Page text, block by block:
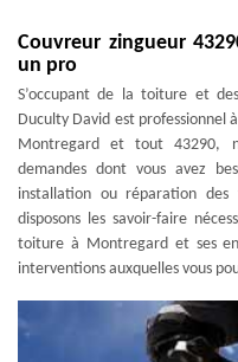
Couvreur zingueur
un pro
S’occupant de la toiture et
Duculty David est professionnel
Montregard et tout 43290,
demandes dont vous avez
installation ou réparation
disposons les savoir-faire
toiture à Montregard et ses
interventions auxquelles vous